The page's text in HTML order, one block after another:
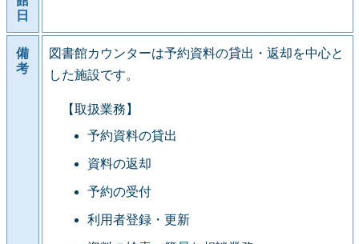
日
備
考
図書館カウンターは予約資料の貸出・返却を中心と
した施設です。
【取扱業務】
予約資料の貸出
資料の返却
予約の受付
利用者登録・更新